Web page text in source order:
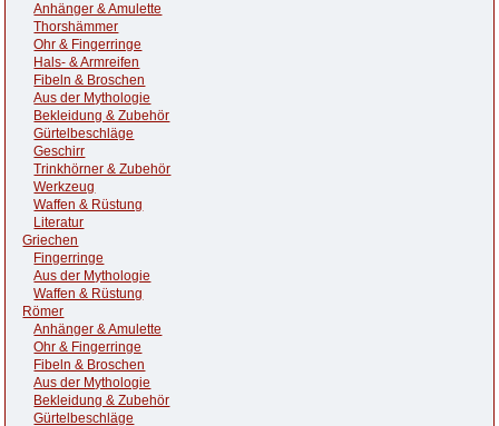
Anhänger & Amulette
Thorshämmer
Ohr & Fingerringe
Hals- & Armreifen
Fibeln & Broschen
Aus der Mythologie
Bekleidung & Zubehör
Gürtelbeschläge
Geschirr
Trinkhörner & Zubehör
Werkzeug
Waffen & Rüstung
Literatur
Griechen
Fingerringe
Aus der Mythologie
Waffen & Rüstung
Römer
Anhänger & Amulette
Ohr & Fingerringe
Fibeln & Broschen
Aus der Mythologie
Bekleidung & Zubehör
Gürtelbeschläge